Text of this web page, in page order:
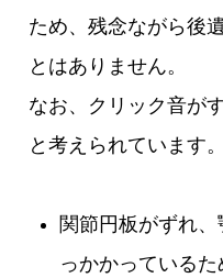
ため、残念ながら後
とはありません。
なお、クリック音が
と考えられています。
関節円板がずれ、
っかかっているた